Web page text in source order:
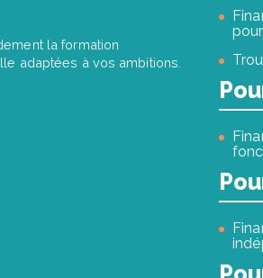
la formation
adaptées à vos ambitions.